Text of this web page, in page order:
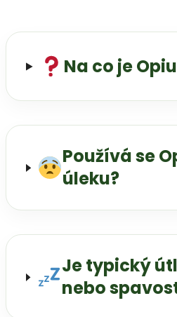
Na co je
Používá se
úleku?
Je typický
nebo